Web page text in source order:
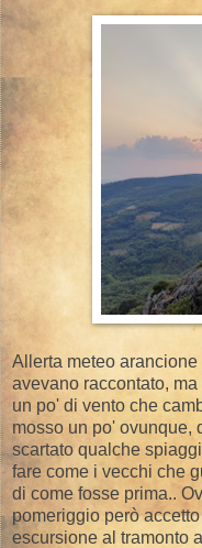
Allerta meteo
avevano raccontato,
un po' di vento che
mosso un po' ovunque,
scartato qualche
fare come i vecchi che
di come fosse prima..
pomeriggio però
escursione al tramonto